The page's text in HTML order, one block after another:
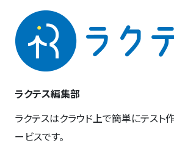
ラクテス編集部
ラクテスはクラウド上で簡単にテスト
ービスです。